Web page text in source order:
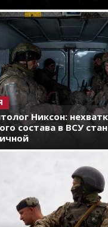
Никсон:
состава в ВСУ